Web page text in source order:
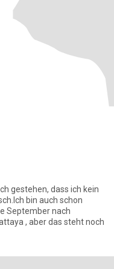
bin auch schon
September nach
, aber das steht noch